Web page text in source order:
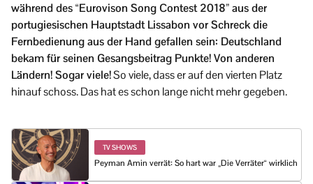
während des “Eurovison Song Contest 2018” aus der
portugiesischen Hauptstadt Lissabon vor Schreck die
Fernbedienung aus der Hand gefallen sein: Deutschland
bekam für seinen Gesangsbeitrag Punkte! Von anderen
Ländern! Sogar viele!So viele, dass er auf den vierten Platz
hinauf schoss. Das hat es schon lange nicht mehr gegeben.
TV SHOWS
Peyman Amin verrät: So hart war „Die Verräter“ wirklich